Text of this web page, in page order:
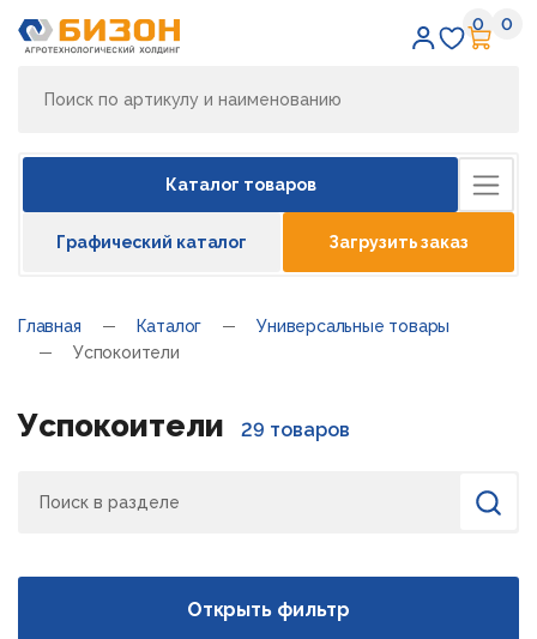
0 0
Каталог товаров
Графический каталог Загрузить заказ
Главная Каталог
Универсальные товары
Успокоители
Успокоители 29 товаров
Найти
Открыть фильтр